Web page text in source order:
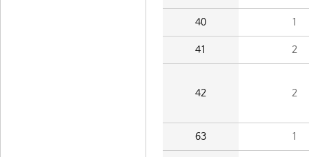
40 1
41 2
42 2
63 1